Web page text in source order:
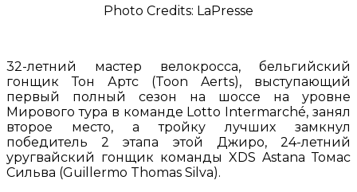
Photo Credits: LaPresse
32-летний мастер велокросса, бельгийский
гонщик Тон Артс (Toon Aerts), выступающий
первый полный сезон на шоссе на уровне
Мирового тура в команде Lotto Intermarché, занял
второе место, а тройку лучших замкнул
победитель 2 этапа этой Джиро, 24-летний
уругвайский гонщик команды XDS Astana Томас
Сильва (Guillermo Thomas Silva).